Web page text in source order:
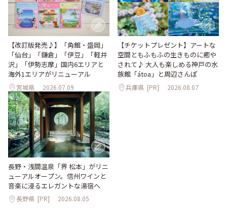
【改訂版発売♪】「角館・盛岡」
「仙台」「鎌倉」「伊豆」「軽井
沢」「伊勢志摩」国内6エリアと
海外1エリアがリニューアル
宮城県 2026.07.09
【チケットプレゼント】アートな
空間ともふもふの生きものに癒や
されて♪ 大人も楽しめる神戸の水
族館「átoa」と周辺さんぽ
兵庫県 [PR] 2026.08.07
長野・浅間温泉「界 松本」がリニ
ューアルオープン。信州ワインと
音楽に浸るエレガントな湯宿へ
長野県 [PR] 2026.08.05